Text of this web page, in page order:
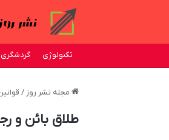
تکنولوژی گردشگری
مجله نشر روز /
طلاق بائن و